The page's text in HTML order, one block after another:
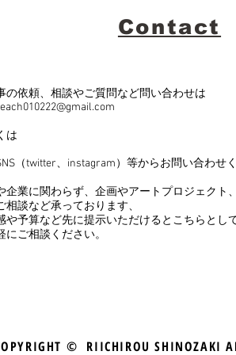
Contact
の依頼、相談やご質問など問い合わせは
は
（twitter、instagram）等からお問い合わせ
企業に関わらず、 企画やアートプロジェクト
相談など承っております、
や予算など先に提示いただけるとこちらとし
にご相談ください。
© RIICHIROU SHINOZAKI